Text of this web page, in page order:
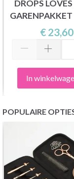
DROPS
€ 23,60
In
POPULAIRE